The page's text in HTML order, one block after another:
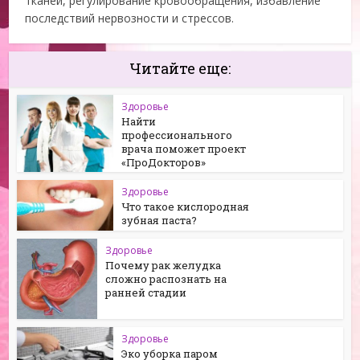
последствий нервозности и стрессов.
Читайте еще:
Здоровье
Найти
профессионального
врача поможет проект
«ПроДокторов»
Здоровье
Что такое кислородная
зубная паста?
Здоровье
Почему рак желудка
сложно распознать на
ранней стадии
Здоровье
Эко уборка паром